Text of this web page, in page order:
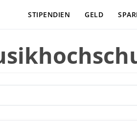
STIPENDIEN GELD